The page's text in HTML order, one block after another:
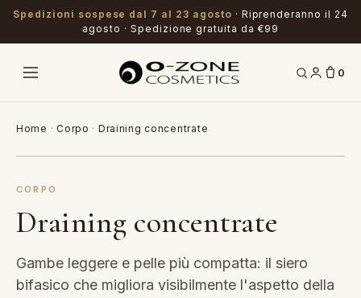
Spedizioni sospese dal 7 al 23 agosto · Riprenderanno il 24
agosto · Spedizione gratuita da €99
0
Home · Corpo · Draining concentrate
CORPO
Draining concentrate
Gambe leggere e pelle più compatta: il siero
bifasico che migliora visibilmente l'aspetto della